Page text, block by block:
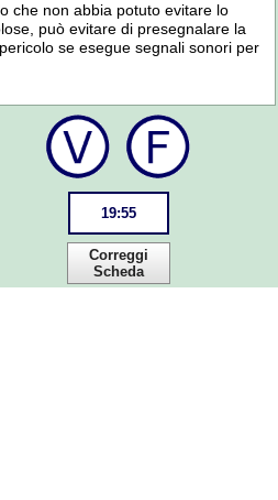
che non abbia potuto evitare lo
può evitare di presegnalare la
se esegue segnali sonori per
19:55
Correggi
Scheda